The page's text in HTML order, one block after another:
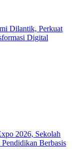
Dilantik, Perkuat
Digital
2026, Sekolah
Berbasis